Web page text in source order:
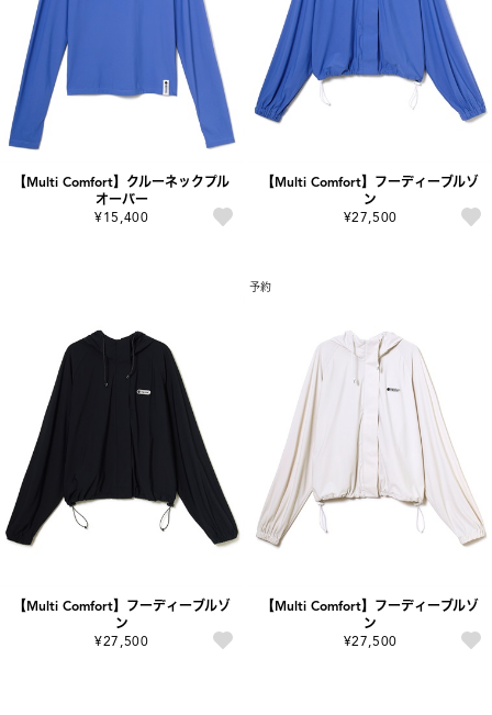
【Multi Comfort】クルーネックプル
オーバー
¥15,400
【Multi Comfort】フーディーブルゾ
ン
¥27,500
【Multi Comfort】フーディーブルゾ
ン
¥27,500
予約
【Multi Comfort】フーディーブルゾ
ン
¥27,500